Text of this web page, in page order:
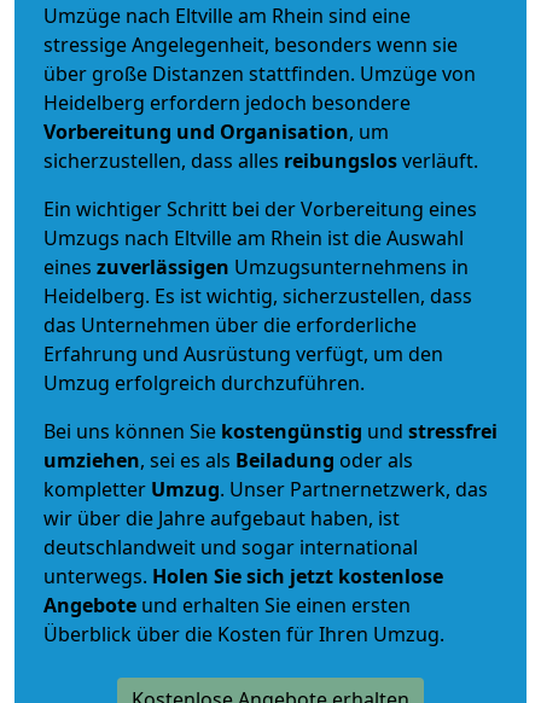
Umzüge nach Eltville am Rhein sind eine
stressige Angelegenheit, besonders wenn sie
über große Distanzen stattfinden. Umzüge von
Heidelberg erfordern jedoch besondere
Vorbereitung und Organisation, um
sicherzustellen, dass alles reibungslosverläuft.
Ein wichtiger Schritt bei der Vorbereitung eines
Umzugs nach Eltville am Rhein ist die Auswahl
eines zuverlässigen Umzugsunternehmens in
Heidelberg. Es ist wichtig, sicherzustellen, dass
das Unternehmen über die erforderliche
Erfahrung und Ausrüstung verfügt, um den
Umzug erfolgreich durchzuführen.
Bei uns können Sie kostengünstig und stressfrei
umziehen, sei es als Beiladung oder als
kompletter Umzug. Unser Partnernetzwerk, das
wir über die Jahre aufgebaut haben, ist
deutschlandweit und sogar international
unterwegs. Holen Sie sich jetzt kostenlose
Angebote und erhalten Sie einen ersten
Überblick über die Kosten für Ihren Umzug.